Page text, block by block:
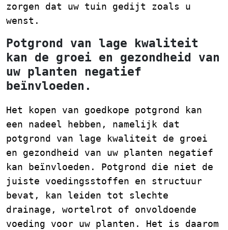
zorgen dat uw tuin gedijt zoals u
wenst.
Potgrond van lage kwaliteit
kan de groei en gezondheid van
uw planten negatief
beïnvloeden.
Het kopen van goedkope potgrond kan
een nadeel hebben, namelijk dat
potgrond van lage kwaliteit de groei
en gezondheid van uw planten negatief
kan beïnvloeden. Potgrond die niet de
juiste voedingsstoffen en structuur
bevat, kan leiden tot slechte
drainage, wortelrot of onvoldoende
voeding voor uw planten. Het is daarom